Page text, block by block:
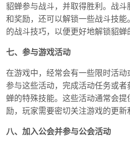
貂蝉参与战斗，并取得胜利。战
和奖励，还可以解锁一些战斗技
的战斗技巧，以便更好地解锁貂蝉
七、参与游戏活动
在游戏中，经常会有一些限时活
参与这些活动，完成活动任务或
蝉的特殊技能。这些活动通常会
励，玩家需要密切关注游戏的更新
八、加入公会并参与公会活动